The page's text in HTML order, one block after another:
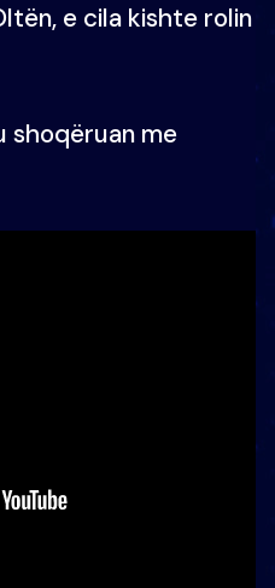
e cila kishte rolin
shoqëruan me